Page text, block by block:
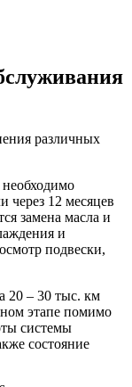
различных
через 12 месяцев
замена масла и
и
подвески,
20 – 30 тыс. км
этапе помимо
системы
состояние